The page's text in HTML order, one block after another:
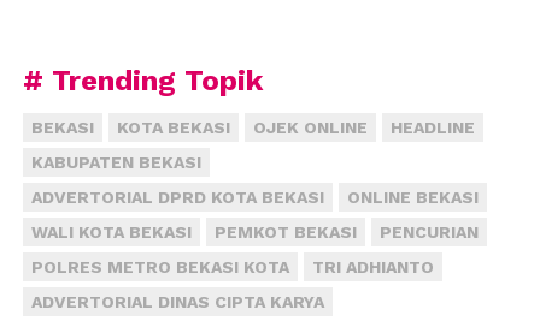
# Trending Topik
BEKASI KOTA BEKASI OJEK ONLINE
HEADLINE
KABUPATEN BEKASI
ADVERTORIAL DPRD KOTA BEKASI
ONLINE BEKASI
WALI KOTA BEKASI
PEMKOT BEKASI
PENCURIAN
POLRES METRO BEKASI KOTA
TRI ADHIANTO
ADVERTORIAL DINAS CIPTA KARYA